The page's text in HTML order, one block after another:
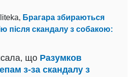
Брагара збираються
після скандалу з собакою:
що Разумков
з-за скандалу з